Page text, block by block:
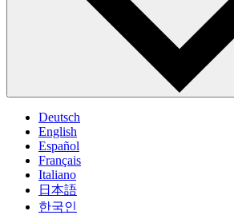
Deutsch
English
Español
Français
Italiano
日本語
한국인